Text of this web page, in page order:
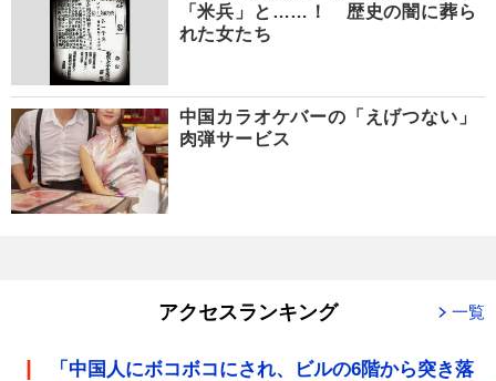
「米兵」と……！ 歴史の闇に葬ら
れた女たち
中国カラオケバーの「えげつない」
肉弾サービス
アクセスランキング 一覧
「中国人にボコボコにされ、ビルの6階から突き落